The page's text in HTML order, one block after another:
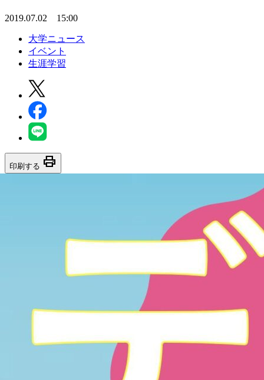
2019.07.02 15:00
大学ニュース
イベント
生涯学習
印刷する print